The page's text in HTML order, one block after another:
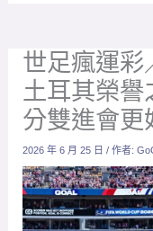
世足瘋運彩
土耳其榮
分雙進會更
2026 年 6 月 25 日/ 作者: